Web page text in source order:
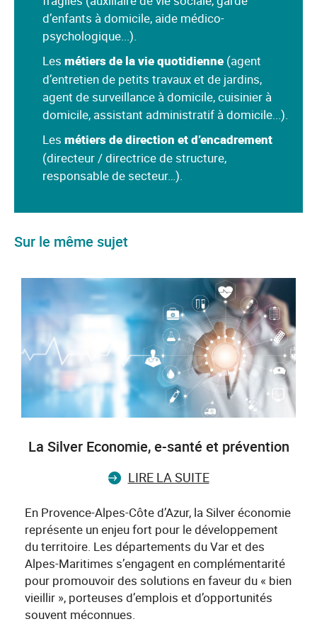
d’enfants à domicile, aide médico-
psychologique...).
Les métiers de la vie quotidienne (agent
d’entretien de petits travaux et de jardins,
agent de surveillance à domicile, cuisinier à
domicile, assistant administratif à domicile...).
Les métiers de direction et d’encadrement
(directeur / directrice de structure,
responsable de secteur…).
Sur le même sujet
La Silver Economie, e-santé et prévention
LIRE LA SUITE
En Provence-Alpes-Côte d’Azur, la Silver économie
représente un enjeu fort pour le développement
du territoire. Les départements du Var et des
Alpes-Maritimes s’engagent en complémentarité
pour promouvoir des solutions en faveur du « bien
vieillir », porteuses d’emplois et d’opportunités
souvent méconnues.